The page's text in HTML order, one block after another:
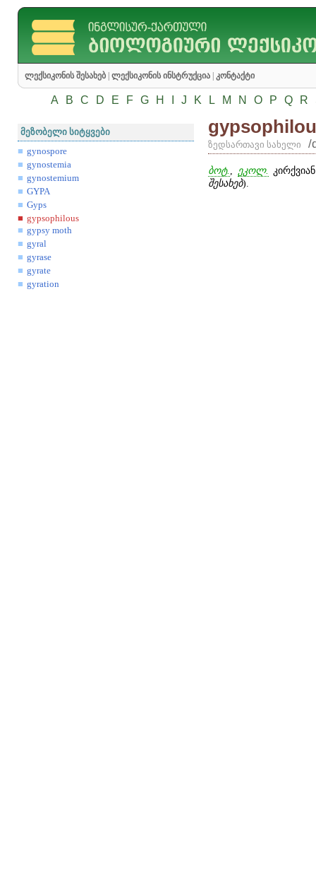
ლექსიკონის შესახებ ლექსიკონის ინსტრუქცია კონტაქტი
A B C D E F G H J K L M N O P Q R
მეზობელი სიტყვები
gynospore
gynostemia
gynostemium
GYPA
Gyps
gypsophilous
gypsy moth
gyral
gyrase
gyrate
gyration
ზედსართავი სახელი /
ბოტ. ეკოლ.
შესახებ).